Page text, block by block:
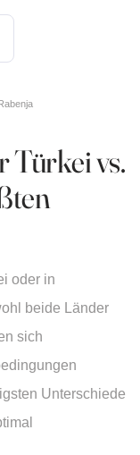
Türkei vs.
oder in
beide Länder
sich
Unterschiede